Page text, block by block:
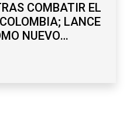
COMBATIR EL
LANCE
NUEVO